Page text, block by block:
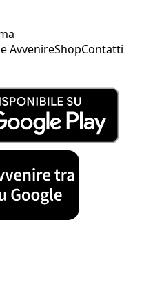
AvvenireShopContatti